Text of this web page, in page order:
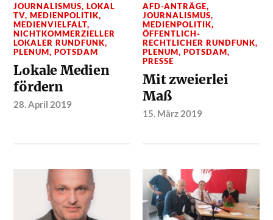
JOURNALISMUS,LOKAL
TV,MEDIENPOLITIK,
MEDIENVIELFALT,
NICHTKOMMERZIELLER
LOKALER RUNDFUNK,
PLENUM,POTSDAM
Lokale Medien
fördern
28. April 2019
AFD-ANTRÄGE,
JOURNALISMUS,
MEDIENPOLITIK,
ÖFFENTLICH-
RECHTLICHER RUNDFUNK,
PLENUM,POTSDAM,
PRESSE
Mit zweierlei
Maß
15. März 2019